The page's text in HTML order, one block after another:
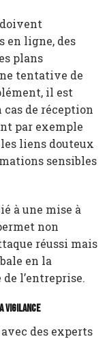
en ligne, des
plans
tentative de
il est
cas de réception
par exemple
liens douteux
sensibles
à une mise à
non
réussi mais
en la
l’entreprise.
vigilance
des experts